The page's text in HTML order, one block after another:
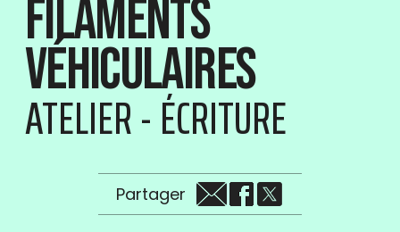
Filaments
véhiculaires
ATELIER - ÉCRITURE
Partager